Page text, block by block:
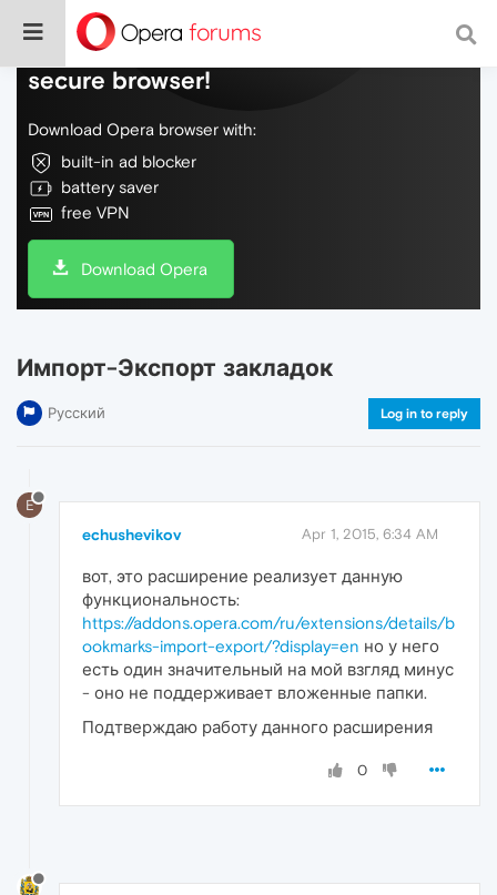
Do more on the web, with a fast and
secure browser!
Download Opera browser with:
built-in ad blocker
battery saver
free VPN
Download Opera
Импорт-Экспорт закладок
Русский Log in to reply
E
echushevikov Apr 1, 2015, 6:34 AM
вот, это расширение реализует данную
функциональность:
https://addons.opera.com/ru/extensions/details/b
ookmarks-import-export/?display=en но у него
есть один значительный на мой взгляд минус
- оно не поддерживает вложенные папки.
Подтверждаю работу данного расширения
0